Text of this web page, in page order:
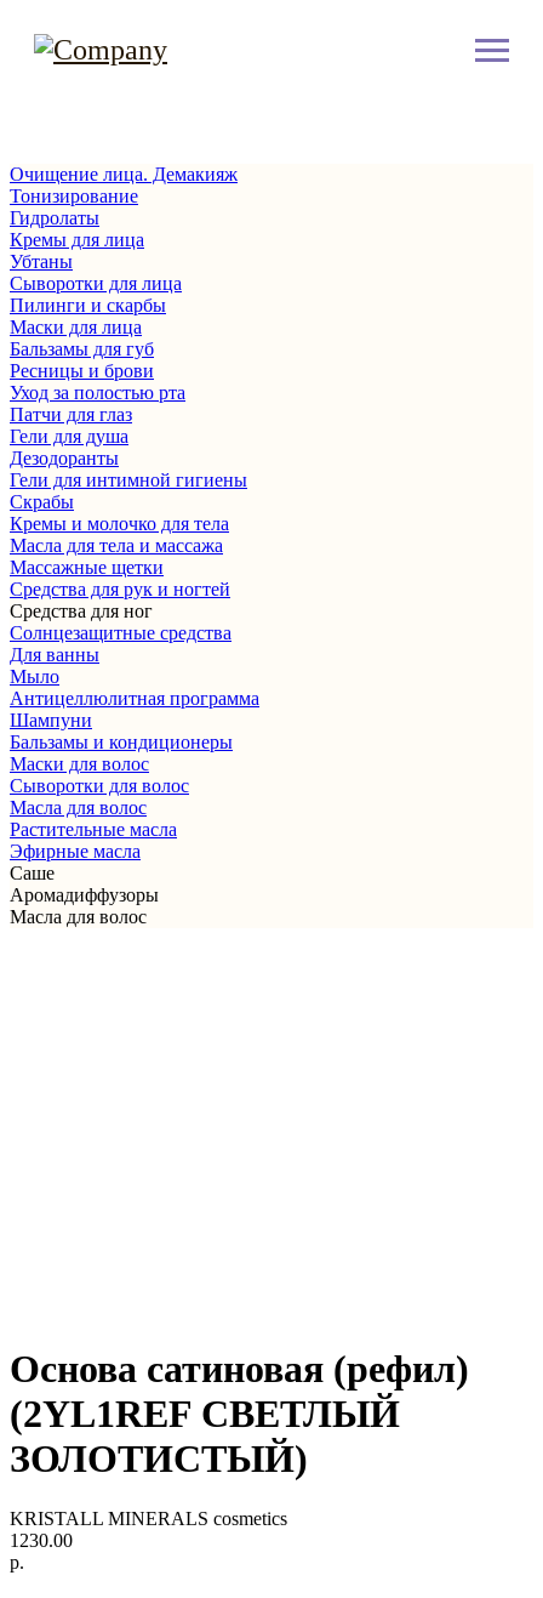
Очищение лица. Демакияж
Тонизирование
Гидролаты
Кремы для лица
Убтаны
Сыворотки для лица
Пилинги и скарбы
Маски для лица
Бальзамы для губ
Ресницы и брови
Уход за полостью рта
Патчи для глаз
Гели для душа
Дезодоранты
Гели для интимной гигиены
Скрабы
Кремы и молочко для тела
Масла для тела и массажа
Массажные щетки
Cредства для рук и ногтей
Средства для ног
Солнцезащитные средства
Для ванны
Мыло
Антицеллюлитная программа
Шампуни
Бальзамы и кондиционеры
Маски для волос
Сыворотки для волос
Масла для волос
Растительные масла
Эфирные масла
Саше
Аромадиффузоры
Масла для волос
Основа сатиновая (рефил)
(2YL1REF СВЕТЛЫЙ
ЗОЛОТИСТЫЙ)
KRISTALL MINERALS cosmetics
1230.00
р.